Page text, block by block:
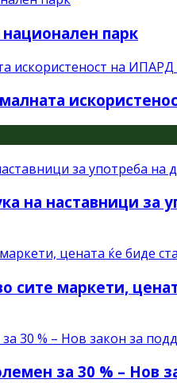
парк
на наставници за
сите маркети,
за 30 % – Нов